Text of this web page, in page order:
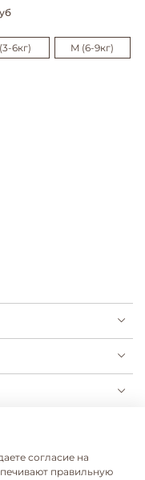
6кг) M (6-9кг)
согласие на
правильную